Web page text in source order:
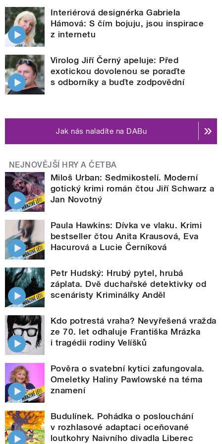
Interiérová designérka Gabriela
Hámová: S čím bojuju, jsou inspirace
z internetu
Virolog Jiří Černý apeluje: Před
exotickou dovolenou se poraďte
s odborníky a buďte zodpovědní
Jak nás naladíte na DABu
NEJNOVĚJŠÍ HRY A ČETBA
Miloš Urban: Sedmikostelí. Moderní
gotický krimi román čtou Jiří Schwarz a
Jan Novotný
Paula Hawkins: Dívka ve vlaku. Krimi
bestseller čtou Anita Krausová, Eva
Hacurová a Lucie Černíková
Petr Hudský: Hrubý pytel, hrubá
záplata. Dvě duchařské detektivky od
scenáristy Kriminálky Anděl
Kdo potrestá vraha? Nevyřešená vražda
ze 70. let odhaluje Františka Mrázka
i tragédii rodiny Velíšků
Pověra o svatební kytici zafungovala.
Omeletky Haliny Pawlowské na téma
znamení
Budulínek. Pohádka o poslouchání
v rozhlasové adaptaci oceňované
loutkohry Naivního divadla Liberec